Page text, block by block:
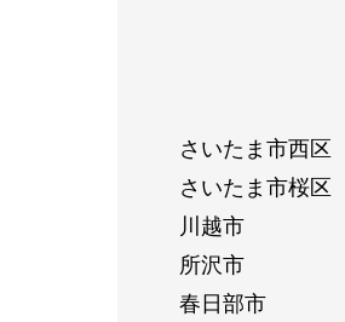
さいたま市西区
さいたま市桜区
川越市
所沢市
春日部市